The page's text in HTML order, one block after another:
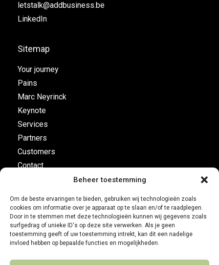
Beheer toestemming
Om de beste ervaringen te bieden, gebruiken wij technologieën zoals
cookies om informatie over je apparaat op te slaan en/of te raadplegen.
Door in te stemmen met deze technologieën kunnen wij gegevens zoals
surfgedrag of unieke ID's op deze site verwerken. Als je geen
toestemming geeft of uw toestemming intrekt, kan dit een nadelige
invloed hebben op bepaalde functies en mogelijkheden.
letstalk@addbusiness.be
LinkedIn
Sitemap
Your journey
Pains
Marc Neyrinck
Keynote
Services
Partners
Customers
Contact
Flight plan
Business Development
Customer leadership
On-board instruments